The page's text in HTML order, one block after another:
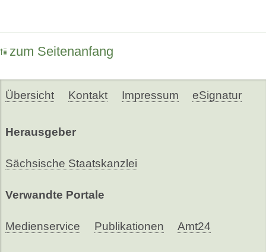
zum Seitenanfang
Übersicht Kontakt Impressum eSignatur
Herausgeber
Sächsische Staatskanzlei
Verwandte Portale
Medienservice Publikationen Amt24